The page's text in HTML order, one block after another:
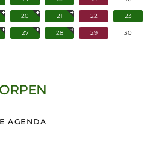
20 21 22 23
27 28 29 30
AGENDA